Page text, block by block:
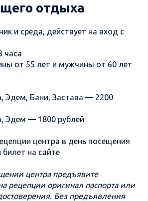
отдыха
и среда, действует на вход с
часа
от 55 лет и мужчины от 60 лет
Эдем, Бани, Застава — 2200
Эдем — 1800 рублей
центра в день посещения
на сайте
центра предъявите
рецепции оригинал паспорта или
Без предъявления